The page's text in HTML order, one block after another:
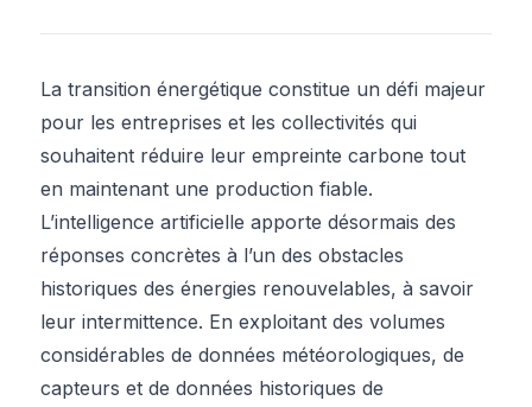
La transition énergétique constitue un défi majeur
pour les entreprises et les collectivités qui
souhaitent réduire leur empreinte carbone tout
en maintenant une production fiable.
L’intelligence artificielle apporte désormais des
réponses concrètes à l’un des obstacles
historiques des énergies renouvelables, à savoir
leur intermittence. En exploitant des volumes
considérables de données météorologiques, de
capteurs et de données historiques de